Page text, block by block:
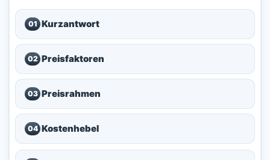
01 Kurzantwort
02 Preisfaktoren
03 Preisrahmen
04 Kostenhebel